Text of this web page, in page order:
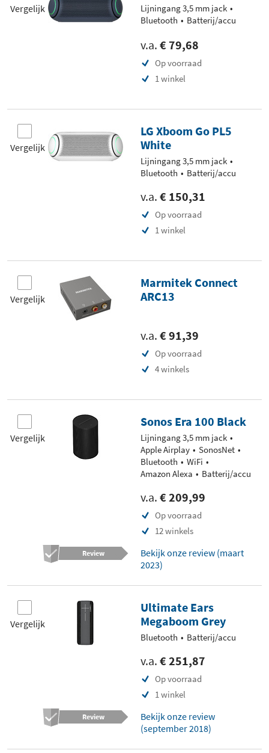
Vergelijk
Lijningang 3,5 mm jack
Bluetooth
Batterij/accu
v.a. € 79,68
Op voorraad
1 winkel
Vergelijk
LG Xboom Go PL5
White
Lijningang 3,5 mm jack
Bluetooth
Batterij/accu
v.a. € 150,31
Op voorraad
1 winkel
Vergelijk
Marmitek Connect
ARC13
v.a. € 91,39
Op voorraad
4 winkels
Vergelijk
Sonos Era 100 Black
Lijningang 3,5 mm jack
Apple Airplay
SonosNet
Bluetooth
WiFi
Amazon Alexa
Batterij/accu
v.a. € 209,99
Op voorraad
12 winkels
Review
Bekijk onze review (maart
2023)
Vergelijk
Ultimate Ears
Megaboom Grey
Bluetooth Batterij/accu
v.a. € 251,87
Op voorraad
1 winkel
Review
Bekijk onze review
(september 2018)